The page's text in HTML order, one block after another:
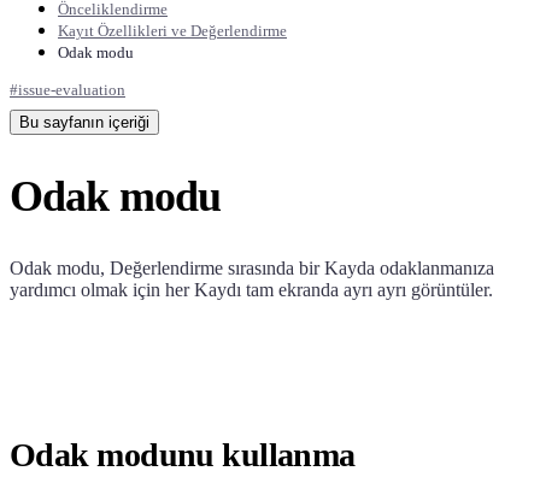
Önceliklendirme
Kayıt Özellikleri ve Değerlendirme
Odak modu
#issue-evaluation
Bu sayfanın içeriği
Odak modu
Odak modu, Değerlendirme sırasında bir Kayda odaklanmanıza
yardımcı olmak için her Kaydı tam ekranda ayrı ayrı görüntüler.
Odak modunu kullanma